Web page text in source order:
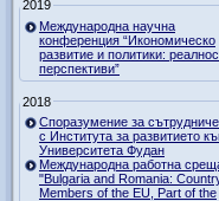
2019
Международна научна
конференция “Икономическо
развитие и политики:
перспективи”
2018
Споразумение за
с Института за развитието
Университета Фудан
Международна работна
"Bulgaria and Romania:
Members of the EU, Part of the